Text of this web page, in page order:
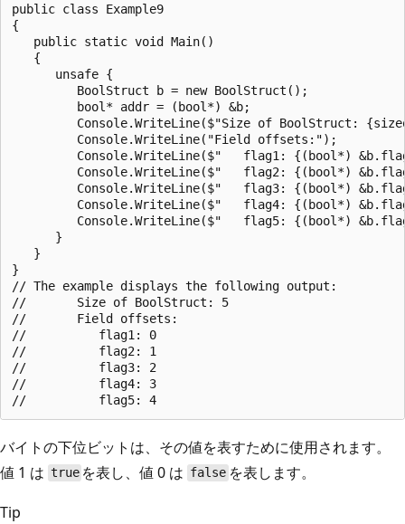
public class Example9
{
   public static void Main()
   {
      unsafe {
         BoolStruct b = new BoolStruct();
         bool* addr = (bool*) &b;
Console.WriteLine($"Size of BoolStruct:
         Console.WriteLine("Field offsets:");
Console.WriteLine($"   flag1: {(bool*)
Console.WriteLine($"   flag2: {(bool*)
Console.WriteLine($"   flag3: {(bool*)
Console.WriteLine($"   flag4: {(bool*)
Console.WriteLine($"   flag5: {(bool*)
      }
   }
}
// The example displays the following output:
//       Size of BoolStruct: 5
//       Field offsets:
//          flag1: 0
//          flag2: 1
//          flag3: 2
//          flag4: 3
バイトの下位ビットは、その値を表すために使用されます。
値 1 は true を表し、値 0 は falseを表します。
Tip